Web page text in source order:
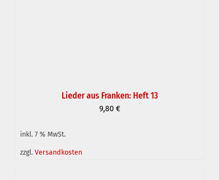
IN DEN WARENKORB
Lieder aus Franken: Heft 13
9,80 €
inkl. 7 % MwSt.
zzgl. Versandkosten